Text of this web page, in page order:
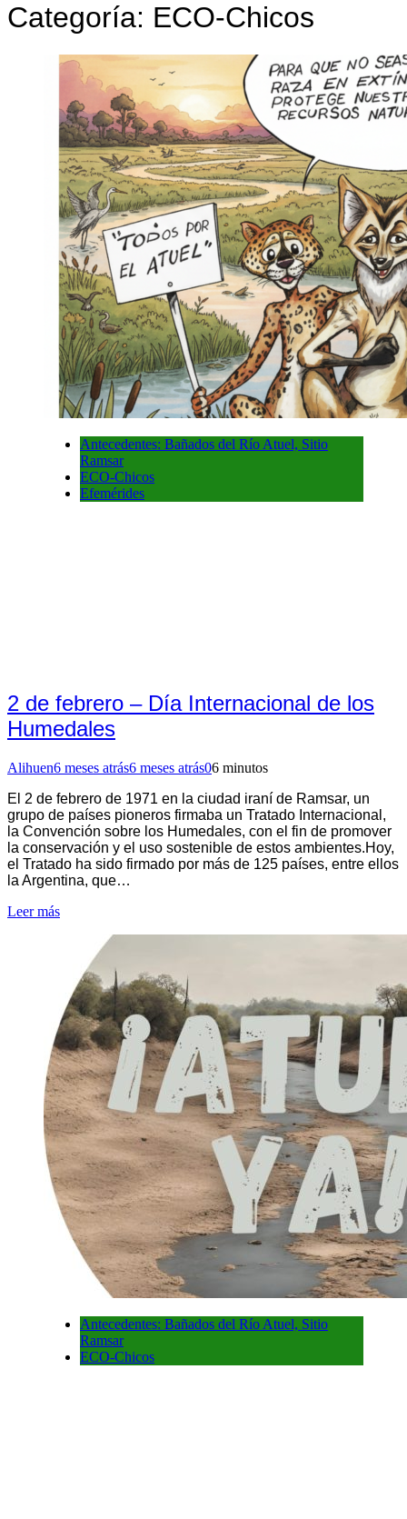
Categoría: ECO-Chicos
Antecedentes: Bañados del Río Atuel, Sitio
Ramsar
ECO-Chicos
Efemérides
2 de febrero – Día Internacional de los
Humedales
Alihuen6 meses atrás6 meses atrás06 minutos
El 2 de febrero de 1971 en la ciudad iraní de Ramsar, un
grupo de países pioneros firmaba un Tratado Internacional,
la Convención sobre los Humedales, con el fin de promover
la conservación y el uso sostenible de estos ambientes.Hoy,
el Tratado ha sido firmado por más de 125 países, entre ellos
la Argentina, que…
Leer más
Antecedentes: Bañados del Río Atuel, Sitio
Ramsar
ECO-Chicos